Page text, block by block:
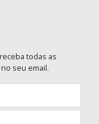
todas as
seu email.